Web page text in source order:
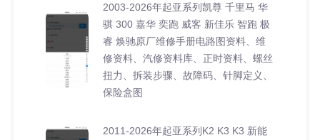
2003-2026年起亚系列凯尊 千里马 华
骐 300 嘉华 奕跑 威客 新佳乐 智跑 极
睿 焕驰原厂维修手册电路图资料、维
修资料、汽修资料库、正时资料、螺丝
扭力、拆装步骤、故障码、针脚定义、
保险盒图
2011-2026年起亚系列K2 K3 K3 新能